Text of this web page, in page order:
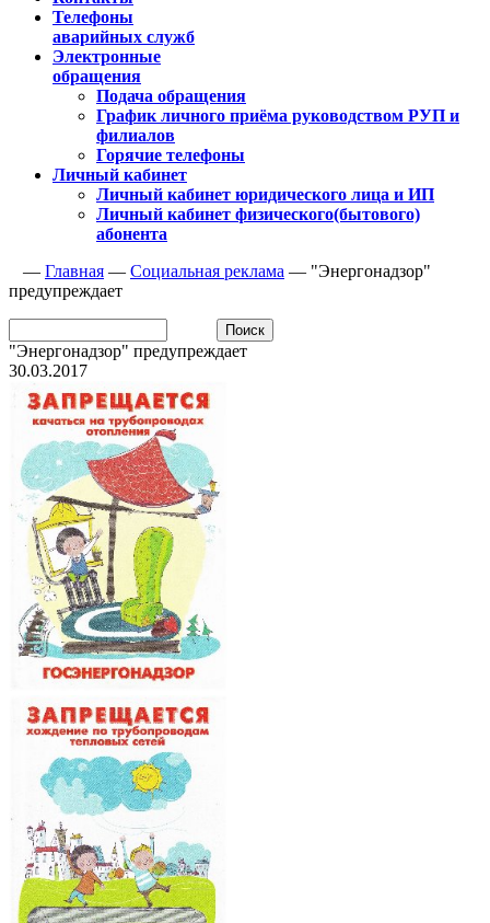
Телефоны
аварийных служб
Электронные
обращения
Подача обращения
График личного приёма руководством РУП и
филиалов
Горячие телефоны
Личный кабинет
Личный кабинет юридического лица и ИП
Личный кабинет физического(бытового)
абонента
— Главная — Социальная реклама — "Энергонадзор"
предупреждает
"Энергонадзор" предупреждает
30.03.2017